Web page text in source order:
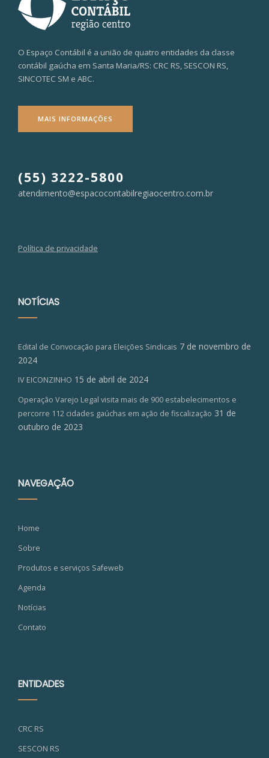
O Espaço Contábil é a união de quatro entidades da classe
contábil gaúcha em Santa Maria/RS: CRC RS, SESCON RS,
SINCOTEC SM e ABC.
MAIS INFORMAÇÕES
(55) 3222-5800
atendimento@espacocontabilregiaocentro.com.br
Política de privacidade
NOTÍCIAS
Edital de Convocação para Eleições Sindicais 7 de novembro de
2024
IV EICONZINHO 15 de abril de 2024
Operação Varejo Legal visita mais de 900 estabelecimentos e
percorre 112 cidades gaúchas em ação de fiscalização 31 de
outubro de 2023
NAVEGAÇÃO
Home
Sobre
Produtos e serviços Safeweb
Agenda
Notícias
Contato
ENTIDADES
CRC RS
SESCON RS